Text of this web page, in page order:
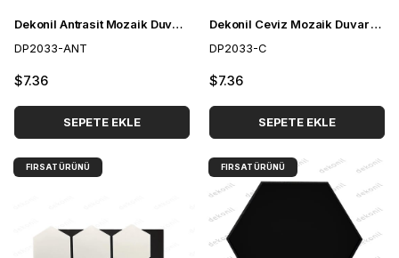
Dekonil Antrasit Mozaik Duvar Paneli 52*92cm
DP2033-ANT
$7.36
SEPETE EKLE
Dekonil Ceviz Mozaik Duvar Paneli 52*92cm
DP2033-C
$7.36
SEPETE EKLE
FIRSAT ÜRÜNÜ FIRSAT ÜRÜNÜ